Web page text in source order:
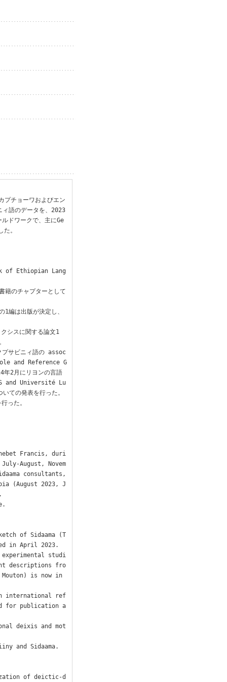
プチョーワおよびエン
語のデータを、2023
ドワークで、主にGe
。
of Ethiopian Lang
籍のチャプターとして
1編は出版が決定し、
シスに関する論文1
プサビニィ語の assoc
and Reference G
年2月にリヨンの言語
and Université Lu
の発表を行った。
った。
Francis, duri
August, Novem
consultants,
(August 2023, J
of Sidaama (T
in April 2023.
studi
descriptions fro
is now in
international ref
for publication a
deixis and mot
and Sidaama.
of deictic-d